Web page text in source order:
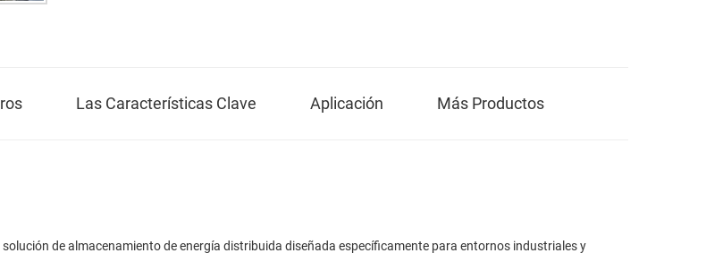
Las Características Clave Aplicación Más Productos
de almacenamiento de energía distribuida diseñada específicamente para entornos industriales y